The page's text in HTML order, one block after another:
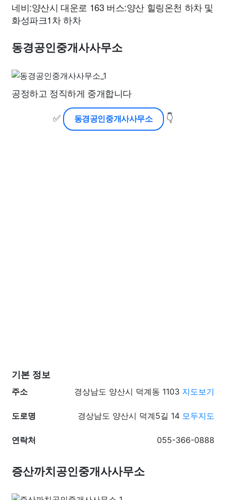
네비:양산시 대운로 163 버스:양산 힐링온천 하차 및
화성파크1차 하차
동경공인중개사사무소
공정하고 정직하게 중개합니다
✅
동경공인중개사사무소 👇
기본 정보
주소
경상남도 양산시 덕계동 1103 지도보기
도로명 경상남도 양산시 덕계5길 14 모두지도
연락처 055-366-0888
증산까치공인중개사사무소